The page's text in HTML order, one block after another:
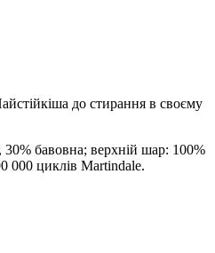
до стирання в своєму
30% бавовна; верхній шар: 100%
000 циклів Martindale.